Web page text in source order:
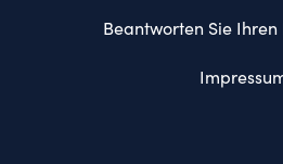
Beantworten Sie